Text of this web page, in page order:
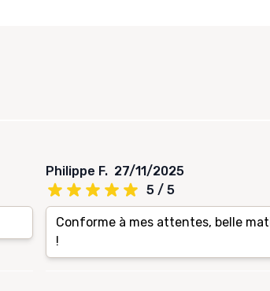
Philippe F. 27/11/2025
5 / 5
Conforme à mes attentes, belle
!